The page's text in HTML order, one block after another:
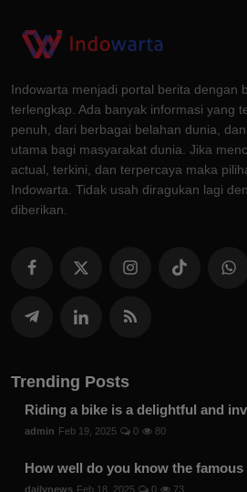
Indowarta menjadi portal berita dengan
terlengkap. Ada banyak informasi yang
penuh, dari berbagai belahan dunia,
utama bagi masyarakat dunia. Jika
actual, terkini, dan terpercaya maka
Indowarta. Tidak usah diragukan lagi
diberikan.
Trending Posts
Riding a bike is a delightful and
admin Feb 19, 2025 0 80
How well do you know the
dailynews Feb 18, 2025 0 73